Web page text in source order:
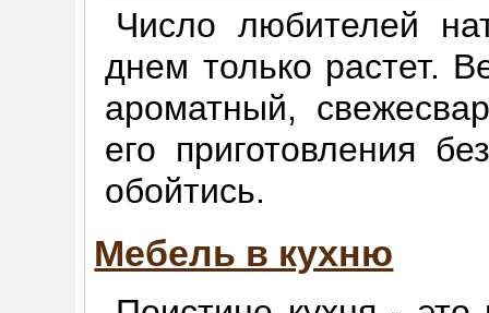
Число любителей
днем только растет.
ароматный,
его приготовления
обойтись.
Мебель в кухню